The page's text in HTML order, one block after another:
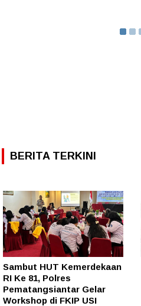
BERITA TERKINI
Sambut HUT Kemerdekaan
RI Ke 81, Polres
Pematangsiantar Gelar
Workshop di FKIP USI